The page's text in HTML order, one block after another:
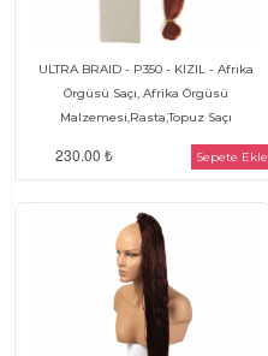
ULTRA BRAID - P350 - KIZIL - Afrika
Örgüsü Saçı, Afrika Örgüsü
Malzemesi,Rasta,Topuz Saçı
230.00 ₺ Sepete Ekle